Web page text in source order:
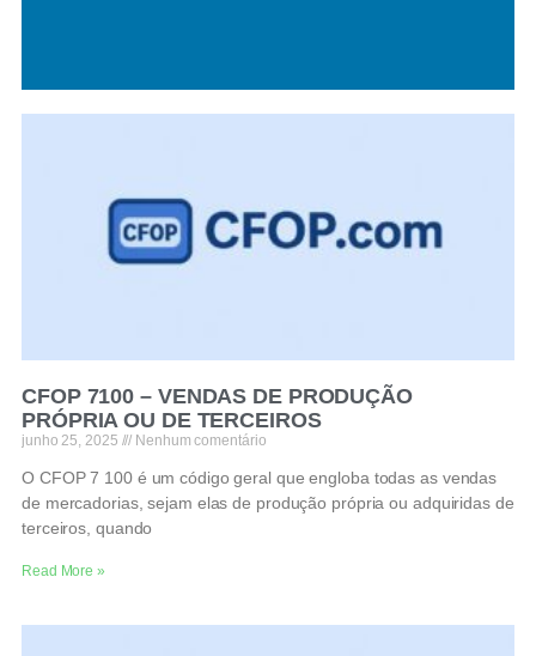
CFOP 7100 – VENDAS DE PRODUÇÃO
PRÓPRIA OU DE TERCEIROS
junho 25, 2025 Nenhum comentário
O CFOP 7 100 é um código geral que engloba todas as vendas
de mercadorias, sejam elas de produção própria ou adquiridas de
terceiros, quando
Read More »